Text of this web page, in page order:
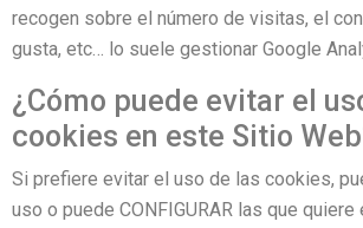
recogen sobre el número de visitas, el
gusta, etc… lo suele gestionar Google
¿Cómo puede evitar el
cookies en este Sitio
Si prefiere evitar el uso de las cookies,
uso o puede CONFIGURAR las que